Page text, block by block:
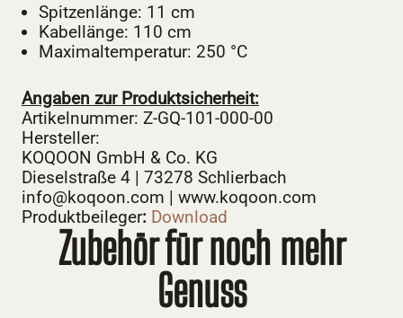
Spitzenlänge: 11 cm
Kabellänge: 110 cm
Maximaltemperatur: 250 °C
Angaben zur Produktsicherheit:
Artikelnummer: Z-GQ-101-000-00
Hersteller:
KOQOON GmbH & Co. KG
Dieselstraße 4 | 73278 Schlierbach
info@koqoon.com | www.koqoon.com
Produktbeileger: Download
Zubehör für noch mehr
Genuss